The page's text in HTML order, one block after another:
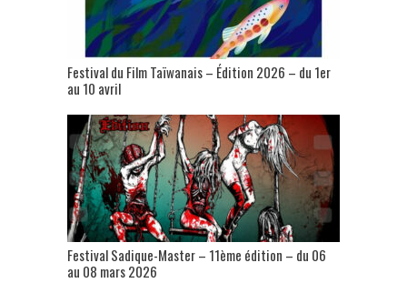
Festival du Film Taïwanais – Édition 2026 – du 1er
au 10 avril
Festival Sadique-Master – 11ème édition – du 06
au 08 mars 2026